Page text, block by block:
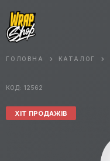
ГОЛОВНА КАТАЛОГ
ХІТ ПРОДАЖІВ
КОД: 12562